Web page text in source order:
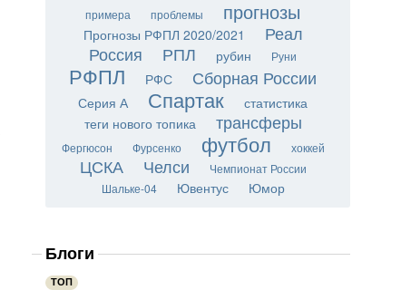
примера
проблемы прогнозы
Прогнозы РФПЛ 2020/2021
Реал
Россия
РПЛ рубин Руни
РФПЛ РФС Сборная России
Серия А Спартак
статистика
теги нового топика
трансферы
Фергюсон Фурсенко футбол хоккей
ЦСКА Челси
Чемпионат России
Шальке-04
Ювентус Юмор
Блоги
ТОП